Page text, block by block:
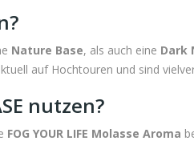
Nature Base, als auch eine Dark
auf Hochtouren und sind
nutzen?
FOG YOUR LIFE Molasse Aroma